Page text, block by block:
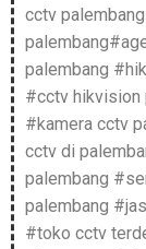
cctv
palembang
#cctv hikvision
#kamera cctv
cctv di
palembang
palembang
#toko cctv